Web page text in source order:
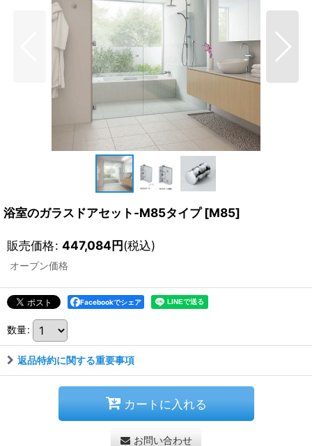
浴室のガラスドアセット-M85タイプ [M85]
販売価格: 447,084円(税込)
オープン価格
Facebookでシェア
数量:
返品特約に関する重要事項
カートに入れる
お問い合わせ